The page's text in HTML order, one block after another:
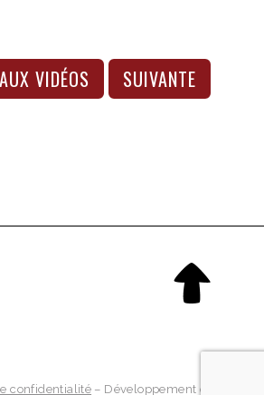
VIDÉOS SUIVANTE
confidentialité – Développement et